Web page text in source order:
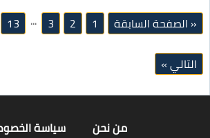
« الصفحة السابقة 1
2
3
…
13
التالي »
من نحن سياسة